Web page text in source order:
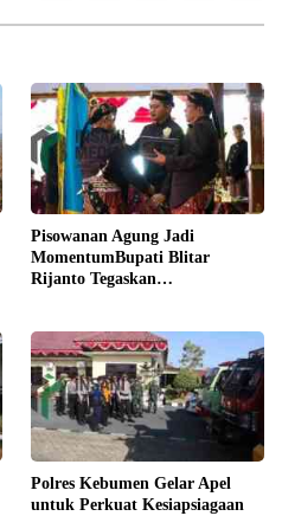
Pisowanan Agung Jadi
MomentumBupati Blitar
Rijanto Tegaskan
Polres Kebumen Gelar Apel
untuk Perkuat Kesiapsiagaan